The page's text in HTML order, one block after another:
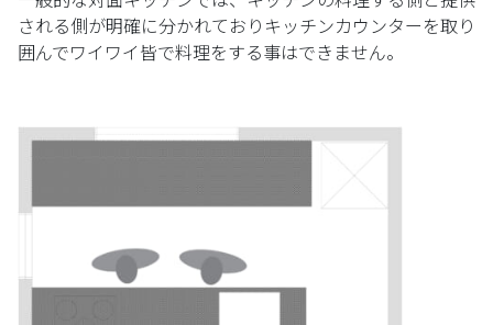
される側が明確に分かれておりキッチンカウンターを取り
囲んでワイワイ皆で料理をする事はできません。